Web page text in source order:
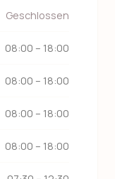
Geschlossen
08:00 – 18:00
08:00 – 18:00
08:00 – 18:00
08:00 – 18:00